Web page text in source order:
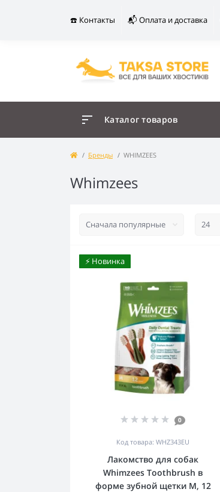
☎️ Контакты 📬 Оплата и доставка
Каталог товаров
Бренды WHIMZEES
Whimzees
⚡️ Новинка
0
Код товара: WHZ343EU
Лакомство для собак
Whimzees Toothbrush в
форме зубной щетки М, 12